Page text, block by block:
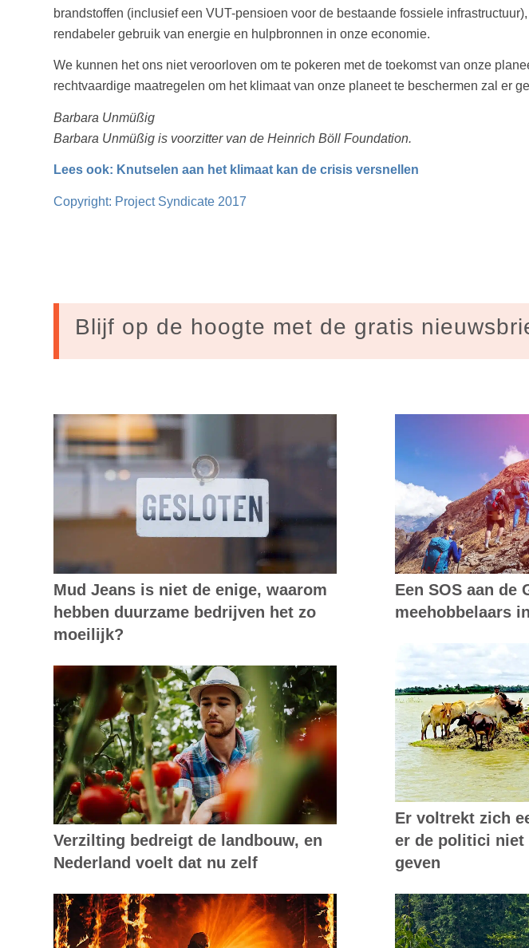
brandstoffen (inclusief een VUT-pensioen voor de bestaande fossiele
rendabeler gebruik van energie en hulpbronnen in onze economie.
We kunnen het ons niet veroorloven om te pokeren met de toekomst van onze
rechtvaardige maatregelen om het klimaat van onze planeet te beschermen zal er
Barbara Unmüßig
Barbara Unmüßig is voorzitter van de Heinrich Böll Foundation.
Lees ook: Knutselen aan het klimaat kan de crisis versnellen
Copyright: Project Syndicate 2017
Blijf op de hoogte met de gratis
Mud Jeans is niet de enige, waarom
hebben duurzame bedrijven het zo
moeilijk?
Verzilting bedreigt de landbouw, en
Nederland voelt dat nu zelf
Een SOS aan de
meehobbelaars
Er voltrekt zich
er de politici niet
geven